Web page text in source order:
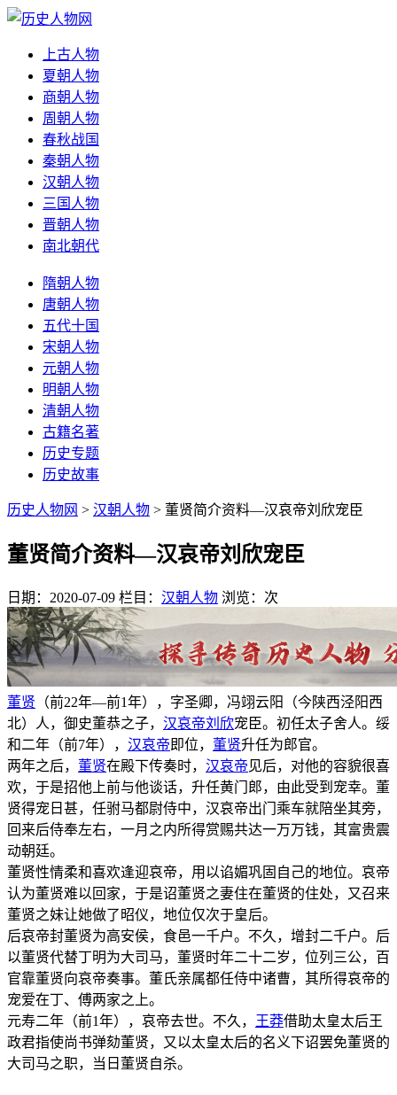
上古人物
夏朝人物
商朝人物
周朝人物
春秋战国
秦朝人物
汉朝人物
三国人物
晋朝人物
南北朝代
隋朝人物
唐朝人物
五代十国
宋朝人物
元朝人物
明朝人物
清朝人物
古籍名著
历史专题
历史故事
历史人物网 > 汉朝人物 > 董贤简介资料—汉哀帝刘欣宠臣
董贤简介资料—汉哀帝刘欣宠臣
日期：2020-07-09 栏目： 汉朝人物 浏览： 次
董贤 （前22年—前1年），字圣卿，冯翊云阳（今陕西泾阳西
北）人，御史董恭之子， 汉哀帝刘欣宠臣。初任太子舍人。绥
和二年（前7年）， 汉哀帝 即位， 董贤升任为郎官。
两年之后， 董贤在殿下传奏时， 汉哀帝见后，对他的容貌很喜
欢，于是招他上前与他谈话，升任黄门郎，由此受到宠幸。董
贤得宠日甚，任驸马都尉侍中，汉哀帝出门乘车就陪坐其旁，
回来后侍奉左右，一月之内所得赏赐共达一万万钱，其富贵震
动朝廷。
董贤性情柔和喜欢逢迎哀帝，用以谄媚巩固自己的地位。哀帝
认为董贤难以回家，于是诏董贤之妻住在董贤的住处，又召来
董贤之妹让她做了昭仪，地位仅次于皇后。
后哀帝封董贤为高安侯，食邑一千户。不久，增封二千户。后
以董贤代替丁明为大司马，董贤时年二十二岁，位列三公，百
官靠董贤向哀帝奏事。董氏亲属都任侍中诸曹，其所得哀帝的
宠爱在丁、傅两家之上。
元寿二年（前1年），哀帝去世。不久，
王莽借助太皇太后王
政君指使尚书弹劾董贤，又以太皇太后的名义下诏罢免董贤的
大司马之职，当日董贤自杀。